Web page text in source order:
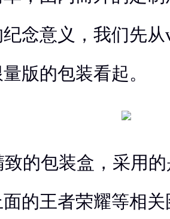
念意义，我们先
版的包装看起。
致的包装盒，采用
面的王者荣耀等相